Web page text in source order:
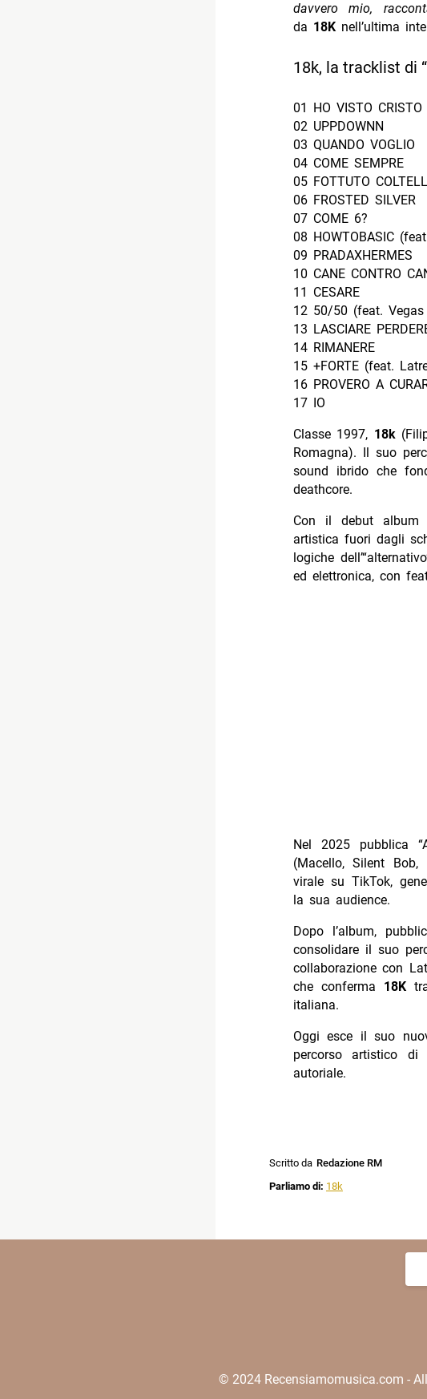
davvero mio,
da 18K nell’ultima
18k, la tracklist di
01 HO VISTO CRISTO
02 UPPDOWNN
03 QUANDO VOGLIO
04 COME SEMPRE
05 FOTTUTO
06 FROSTED SILVER
07 COME 6?
08 HOWTOBASIC
09 PRADAXHERMES
10 CANE CONTRO
11 CESARE
12 50/50 (feat. Vegas
13 LASCIARE
14 RIMANERE
15 +FORTE (feat.
16 PROVERO A
17 IO
Classe 1997, 18k
Romagna). Il suo
sound ibrido che
deathcore.
Con il debut album
artistica fuori dagli
logiche
ed elettronica, con
Nel 2025 pubblica
(Macello, Silent
virale su TikTok,
la sua audience.
Dopo l’album,
consolidare il suo
collaborazione con
che conferma 18K
italiana.
Oggi esce il suo
percorso artistico di
autoriale.
Scritto da Redazione RM
Parliamo di: 18k
© 2024 Recensiamomusica.com -